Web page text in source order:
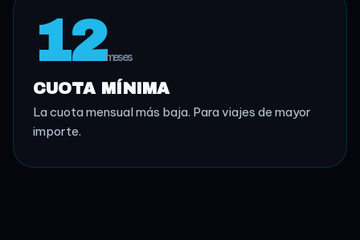
12meses
CUOTA MÍNIMA
La cuota mensual más baja. Para viajes de mayor
importe.